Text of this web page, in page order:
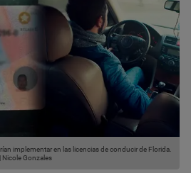
implementar en las licencias de conducir de Florida.
Gonzales